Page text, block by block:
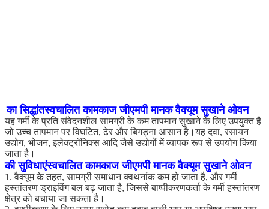
का सिद्धांतस्वचालित कामकाज जीएमपी मानक वैक्यूम सुखाने ओवन
यह गर्मी के प्रति संवेदनशील सामग्री के कम तापमान सुखाने के लिए उपयुक्त है
जो उच्च तापमान पर विघटित, ढेर और बिगड़ना आसान है।यह दवा, रसायन
उद्योग, भोजन, इलेक्ट्रॉनिक्स आदि जैसे उद्योगों में व्यापक रूप से उपयोग किया
जाता है।
की सुविधाएंस्वचालित कामकाज जीएमपी मानक वैक्यूम सुखाने ओवन
1. वैक्यूम के तहत, सामग्री समाधान क्वथनांक कम हो जाता है, और गर्मी
हस्तांतरण ड्राइविंग बल बढ़ जाता है, जिससे बाष्पीकरणकर्ता के गर्मी हस्तांतरण
क्षेत्र को बचाया जा सकता है।